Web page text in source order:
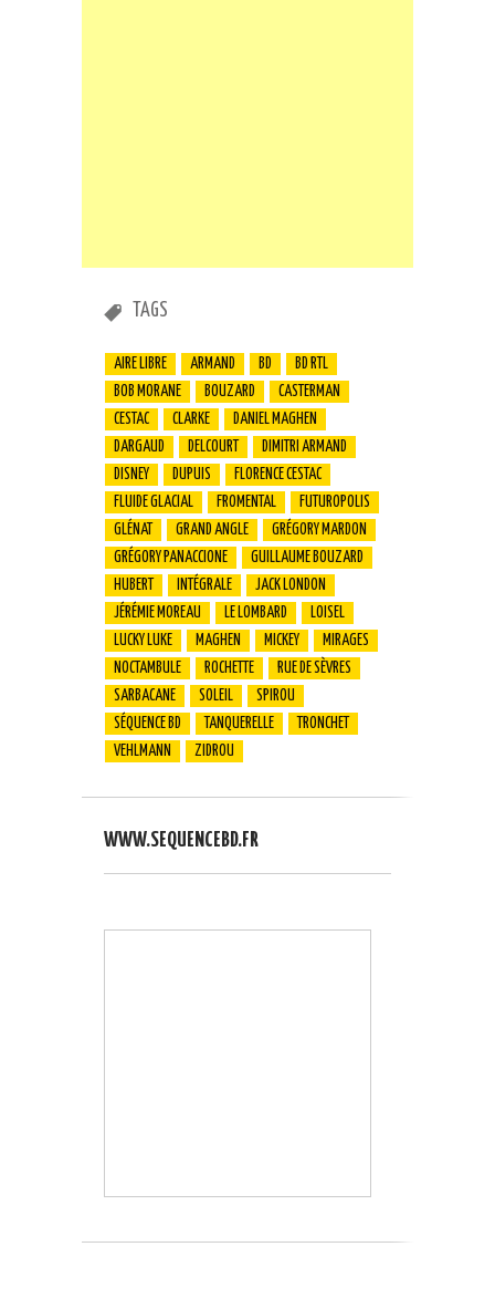
TAGS
AIRE LIBRE ARMAND BD
BD RTL
BOB MORANE
BOUZARD
CASTERMAN
CESTAC
CLARKE
DANIEL MAGHEN
DARGAUD
DELCOURT
DIMITRI ARMAND
DISNEY
DUPUIS
FLORENCE CESTAC
FLUIDE GLACIAL
FROMENTAL
FUTUROPOLIS
GLÉNAT
GRAND ANGLE
GRÉGORY MARDON
GRÉGORY PANACCIONE
GUILLAUME BOUZARD
HUBERT
INTÉGRALE
JACK LONDON
JÉRÉMIE MOREAU
LE LOMBARD
LOISEL
LUCKY LUKE
MAGHEN MICKEY
MIRAGES
NOCTAMBULE
ROCHETTE
RUE DE SÈVRES
SARBACANE
SOLEIL
SPIROU
SÉQUENCE BD
TANQUERELLE
TRONCHET
VEHLMANN
ZIDROU
WWW.SEQUENCEBD.FR